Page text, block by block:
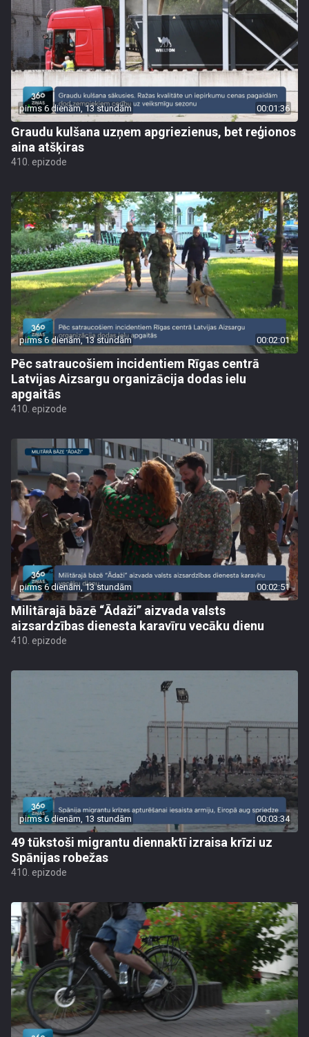
pirms 6 dienām, 13 stundām 00:01:36
Graudu kulšana uzņem apgriezienus, bet reģionos
aina atšķiras
410. epizode
pirms 6 dienām, 13 stundām 00:02:01
Pēc satraucošiem incidentiem Rīgas centrā
Latvijas Aizsargu organizācija dodas ielu
apgaitās
410. epizode
pirms 6 dienām, 13 stundām 00:02:51
Militārajā bāzē “Ādaži” aizvada valsts
aizsardzības dienesta karavīru vecāku dienu
410. epizode
pirms 6 dienām, 13 stundām 00:03:34
49 tūkstoši migrantu diennaktī izraisa krīzi uz
Spānijas robežas
410. epizode